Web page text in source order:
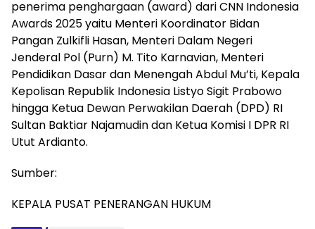
penerima penghargaan (award) dari CNN Indonesia
Awards 2025 yaitu Menteri Koordinator Bidan
Pangan Zulkifli Hasan, Menteri Dalam Negeri
Jenderal Pol (Purn) M. Tito Karnavian, Menteri
Pendidikan Dasar dan Menengah Abdul Mu’ti, Kepala
Kepolisan Republik Indonesia Listyo Sigit Prabowo
hingga Ketua Dewan Perwakilan Daerah (DPD) RI
Sultan Baktiar Najamudin dan Ketua Komisi I DPR RI
Utut Ardianto.
Sumber:
KEPALA PUSAT PENERANGAN HUKUM